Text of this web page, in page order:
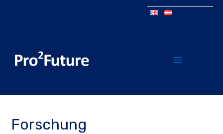
Forschung